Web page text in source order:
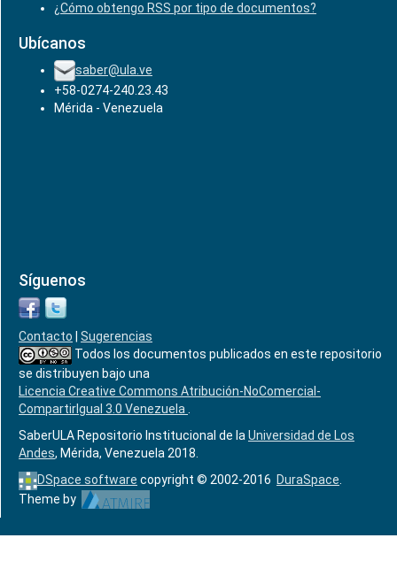
¿Cómo obtengo RSS por tipo de documentos?
Ubícanos
saber@ula.ve
+58-0274-240.23.43
Mérida - Venezuela
Síguenos
Contacto
Sugerencias
Todos los documentos publicados en este repositorio
se distribuyen bajo una
Licencia Creative Commons Atribución-NoComercial-
CompartirIgual 3.0 Venezuela
SaberULA Repositorio Institucional de la Universidad de Los
Andes, Mérida, Venezuela 2018.
DSpace software copyright © 2002-2016 DuraSpace
Theme by